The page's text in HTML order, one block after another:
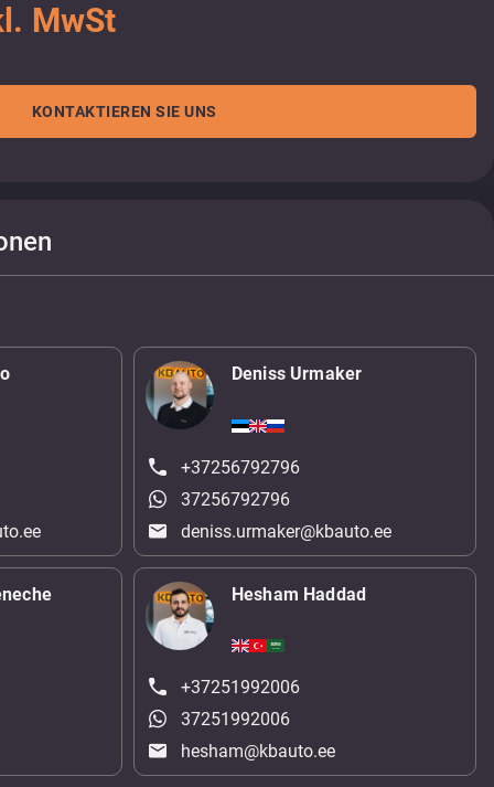
MwSt
KONTAKTIEREN SIE UNS
Deniss Urmaker
+37256792796
37256792796
deniss.urmaker@kbauto.ee
Hesham Haddad
+37251992006
37251992006
hesham@kbauto.ee